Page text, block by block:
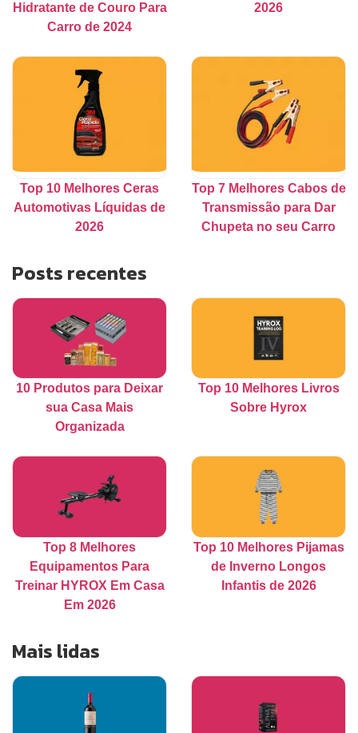
Hidratante de Couro Para
Carro de 2024
2026
Top 10 Melhores Ceras
Automotivas Líquidas de
2026
Top 7 Melhores Cabos de
Transmissão para Dar
Chupeta no seu Carro
Posts recentes
10 Produtos para Deixar
sua Casa Mais
Organizada
Top 10 Melhores Livros
Sobre Hyrox
Top 8 Melhores
Equipamentos Para
Treinar HYROX Em Casa
Em 2026
Top 10 Melhores Pijamas
de Inverno Longos
Infantis de 2026
Mais lidas